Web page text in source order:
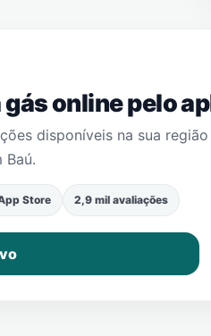
online pelo
disponíveis na sua
Baú.
Store 2,9 mil avaliações